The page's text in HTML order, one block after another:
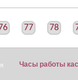
76 77 78
Часы работы